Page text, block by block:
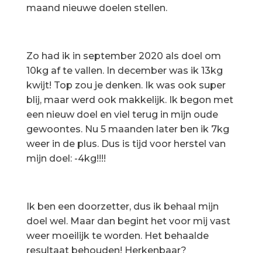
maand nieuwe doelen stellen.
Zo had ik in september 2020 als doel om
10kg af te vallen. In december was ik 13kg
kwijt! Top zou je denken. Ik was ook super
blij, maar werd ook makkelijk. Ik begon met
een nieuw doel en viel terug in mijn oude
gewoontes. Nu 5 maanden later ben ik 7kg
weer in de plus. Dus is tijd voor herstel van
mijn doel: -4kg!!!!
Ik ben een doorzetter, dus ik behaal mijn
doel wel. Maar dan begint het voor mij vast
weer moeilijk te worden. Het behaalde
resultaat behouden! Herkenbaar?